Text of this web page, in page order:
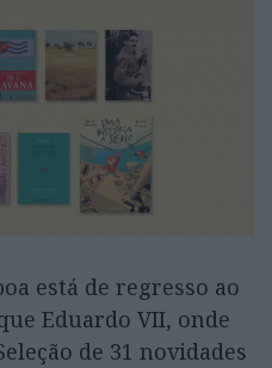
está de regresso ao
Eduardo VII, onde
de 31 novidades